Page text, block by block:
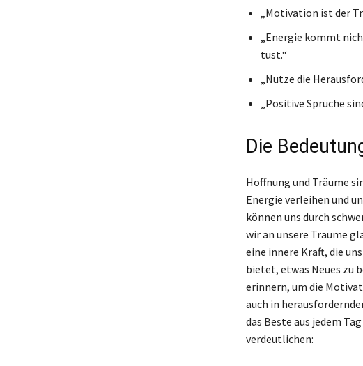
„Motivation ist der
„Energie kommt
tust.“
„Nutze die
„Positive Sprüche
Die
Hoffnung und Träume
Energie verleihen und
können uns durch
wir an unsere Träume
eine innere Kraft, die
bietet, etwas Neues zu
erinnern, um die
auch in
das Beste aus jedem
verdeutlichen: